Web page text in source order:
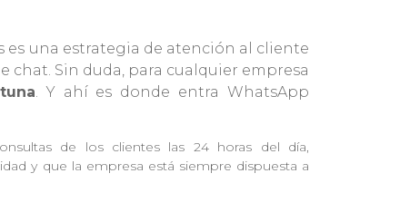
es una estrategia de atención al cliente
chat. Sin duda, para cualquier empresa
. Y ahí es donde entra WhatsApp
de los clientes las 24 horas del día,
y que la empresa está siempre dispuesta a